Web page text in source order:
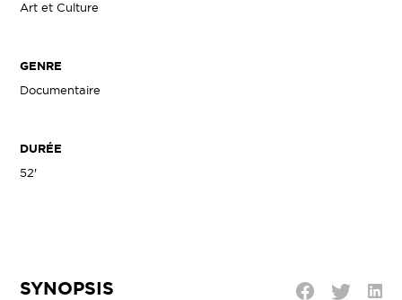
Art et Culture
GENRE
Documentaire
DURÉE
52'
SYNOPSIS